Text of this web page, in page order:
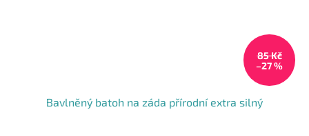
85 Kč
–27 %
Bavlněný batoh na záda přírodní extra silný